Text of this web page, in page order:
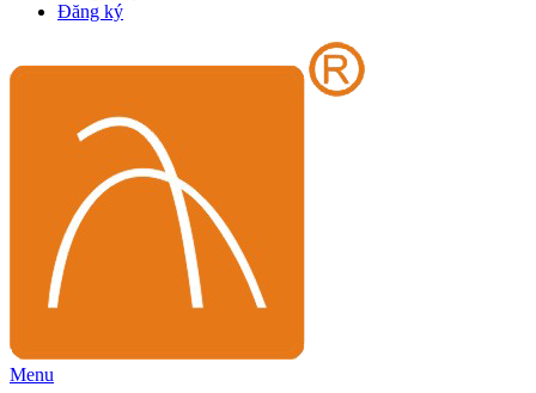
Đăng ký
Menu